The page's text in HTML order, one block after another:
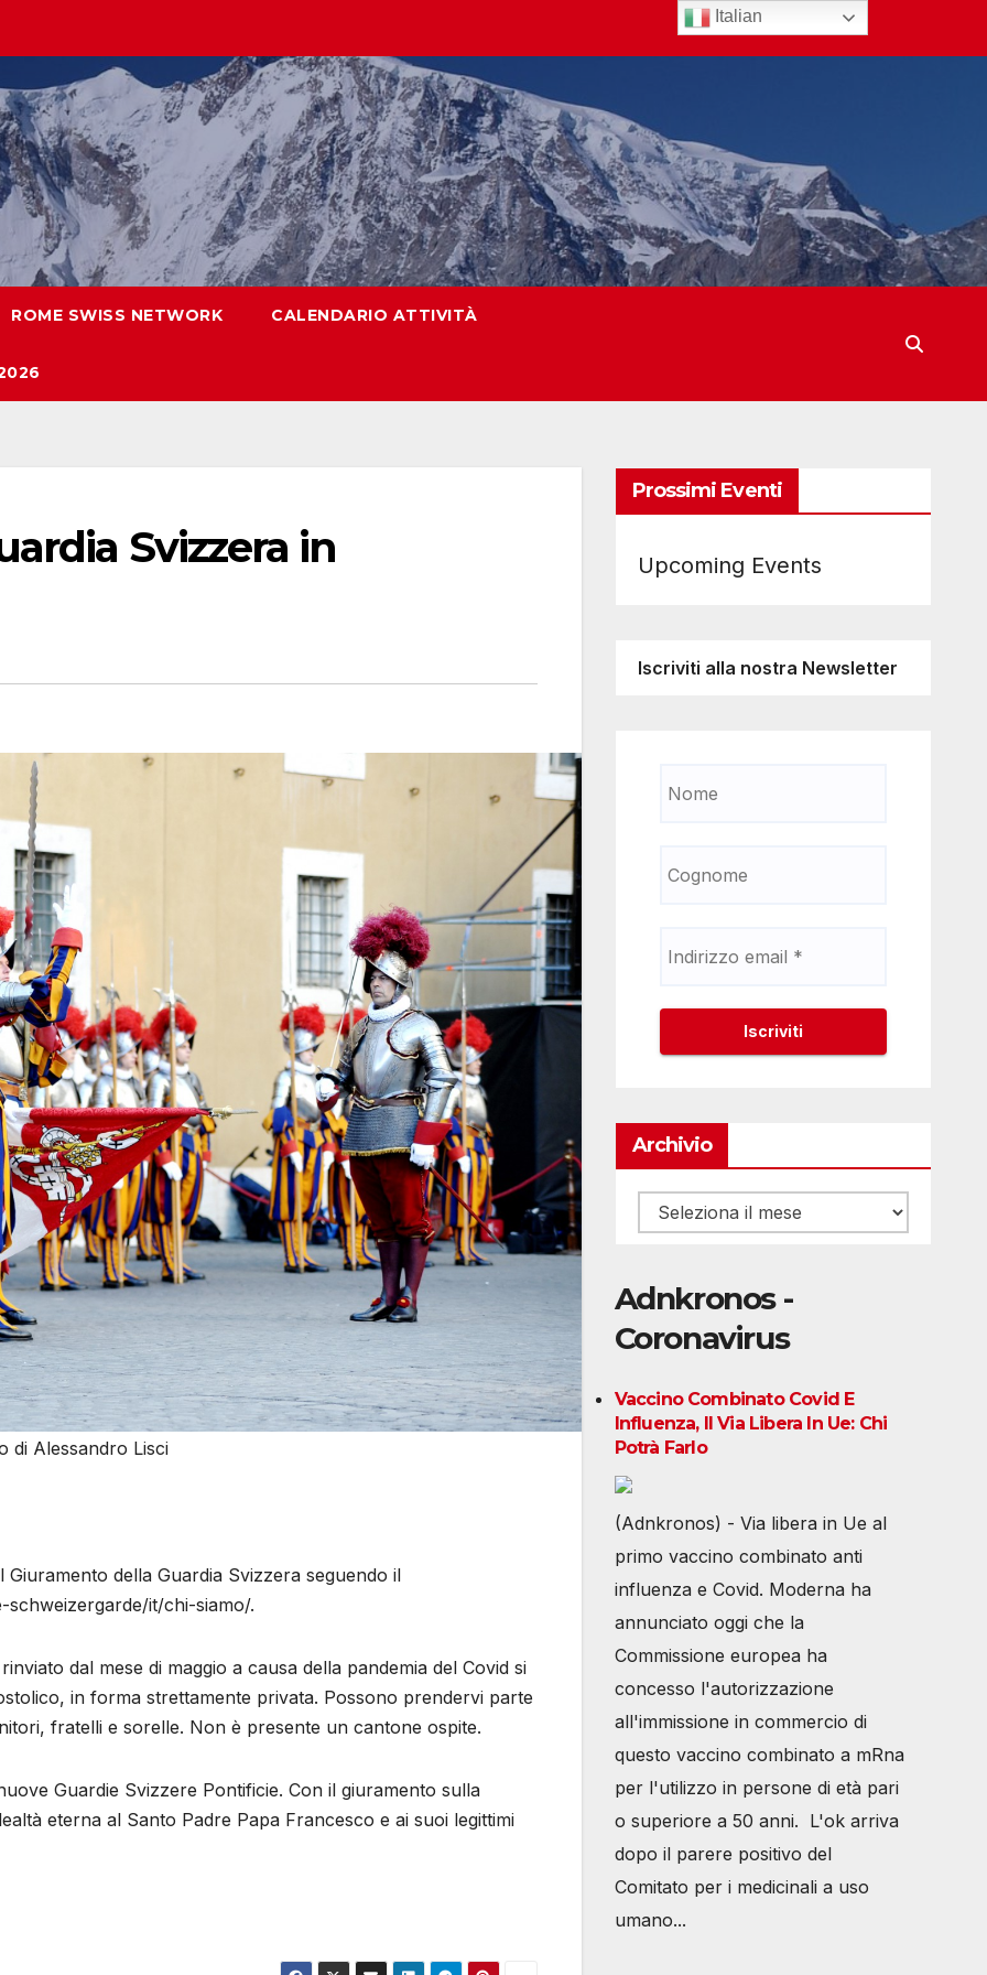
ROME SWISS NETWORK CALENDARIO ATTIVITÀ
Svizzera in
di Alessandro Lisci
Giuramento della Guardia Svizzera seguendo il
it/chi-siamo/.
dal mese di maggio a causa della pandemia del Covid si
in forma strettamente privata. Possono prendervi parte
fratelli e sorelle. Non è presente un cantone ospite.
Guardie Svizzere Pontificie. Con il giuramento sulla
eterna al Santo Padre Papa Francesco e ai suoi legittimi
Prossimi Eventi
Upcoming Events
Iscriviti alla nostra Newsletter
Archivio
Archivio
Adnkronos -
Coronavirus
Vaccino Combinato Covid E
Influenza, Il Via Libera In Ue: Chi
Potrà Farlo
(Adnkronos) - Via libera in Ue al
primo vaccino combinato anti
influenza e Covid. Moderna ha
annunciato oggi che la
Commissione europea ha
concesso l'autorizzazione
all'immissione in commercio di
questo vaccino combinato a mRna
per l'utilizzo in persone di età pari
o superiore a 50 anni. L'ok arriva
dopo il parere positivo del
Comitato per i medicinali a uso
umano...
Italian